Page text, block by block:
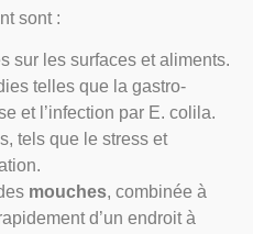
sont :
sur les surfaces et aliments.
telles que la gastro-
et l’infection par E. colila.
tels que le stress et
mouches, combinée à
d’un endroit à